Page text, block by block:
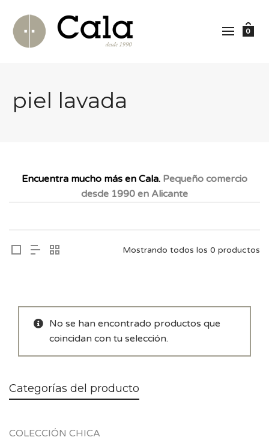
0
piel lavada
Encuentra mucho más en Cala. Pequeño comercio
desde 1990 en Alicante
Mostrando todos los 0 productos
No se han encontrado productos que
coincidan con tu selección.
Categorías del producto
COLECCIÓN CHICA